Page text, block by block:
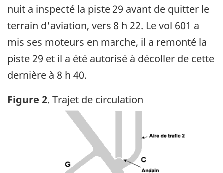
nuit a inspecté la piste 29 avant de quitter le
terrain d'aviation, vers 8 h 22. Le vol 601 a
mis ses moteurs en marche, il a remonté la
piste 29 et il a été autorisé à décoller de cette
dernière à 8 h 40.
Figure 2. Trajet de circulation